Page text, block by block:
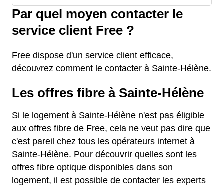
Par quel moyen contacter le
service client Free ?
Free dispose d'un service client efficace,
découvrez comment le contacter à Sainte-Hélène.
Les offres fibre à Sainte-Hélène
Si le logement à Sainte-Hélène n'est pas éligible
aux offres fibre de Free, cela ne veut pas dire que
c'est pareil chez tous les opérateurs internet à
Sainte-Hélène. Pour découvrir quelles sont les
offres fibre optique disponibles dans son
logement, il est possible de contacter les experts